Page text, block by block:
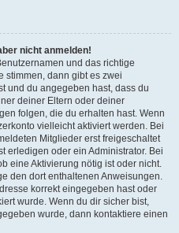
nicht anmelden!
und das richtige
stimmen, dann gibt es zwei
und du angegeben hast, dass du
deiner Eltern oder deiner
folgen, die du erhalten hast. Wenn
vielleicht aktiviert werden. Bei
Mitglieder erst freigeschaltet
erledigen oder ein Administrator. Bei
eine Aktivierung nötig ist oder nicht.
den dort enthaltenen Anweisungen.
korrekt eingegeben hast oder
wurde. Wenn du dir sicher bist,
wurde, dann kontaktiere einen